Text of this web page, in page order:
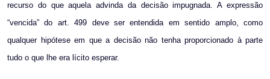
recurso do que aquela advinda da decisão impugnada. A expressão
“vencida” do art. 499 deve ser entendida em sentido amplo, como
qualquer hipótese em que a decisão não tenha proporcionado à parte
tudo o que lhe era lícito esperar.